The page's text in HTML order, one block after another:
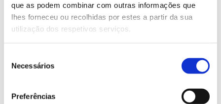
que as podem combinar com outras informações que
lhes forneceu ou recolhidas por estes a partir da sua
utilização dos respetivos serviços.
Necessários
Preferências
13.07.2026
Genoma do priolo e de outras espécies em risco:
conhecer para conservar
02.07.2026